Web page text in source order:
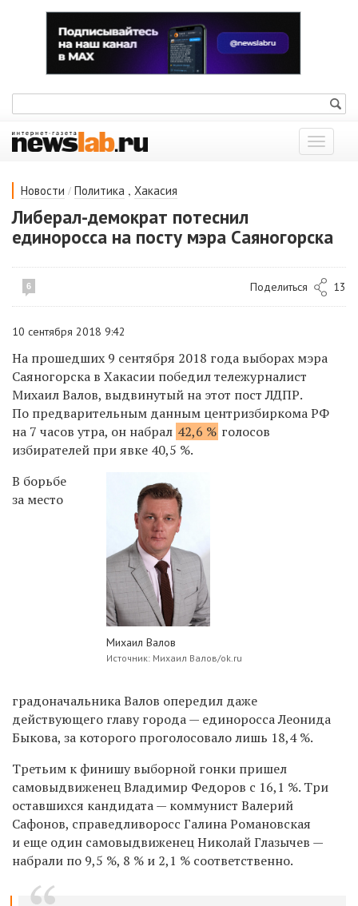
Показать
меню
Новости / Политика , Хакасия
Либерал-демократ потеснил
единоросса на посту мэра Саяногорска
6 Поделиться 13
10 сентября 2018 9:42
На прошедших 9 сентября 2018 года выборах мэра
Саяногорска в Хакасии победил тележурналист
Михаил Валов, выдвинутый на этот пост ЛДПР.
По предварительным данным центризбиркома РФ
на 7 часов утра, он набрал 42,6 % голосов
избирателей при явке 40,5 %.
Михаил Валов
Источник: Михаил Валов/ok.ru
В борьбе
за место
градоначальника Валов опередил даже
действующего главу города — единоросса Леонида
Быкова, за которого проголосовало лишь 18,4 %.
Третьим к финишу выборной гонки пришел
самовыдвиженец Владимир Федоров с 16,1 %. Три
оставшихся кандидата — коммунист Валерий
Сафонов, справедливоросс Галина Романовская
и еще один самовыдвиженец Николай Глазычев —
набрали по 9,5 %, 8 % и 2,1 % соответственно.